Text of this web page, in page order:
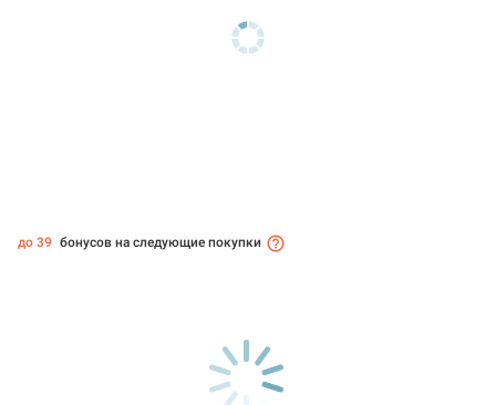
до 39 бонусов на следующие покупки